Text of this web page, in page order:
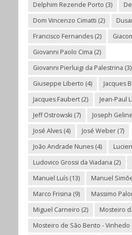
Delphim Rezende Porto (3)
Dom Vincenzo Cimatti (2)
Francisco Fernandes(2)
Giovanni Paolo Cima (2)
Giovanni Pierluigi da Palestrina (3)
Giuseppe Liberto (4) Jacques
Jacques Faubert(2) Jean-Paul
Jeff Ostrowski (7) Joseph
José Alves(4) José Weber(7)
João Andrade Nunes(4)
Ludovico Grossi da Viadana (2)
Manuel Luís(13) Manuel
Marco Frisina (9) Massimo
Miguel Carneiro (2) Mosteiro
Mosteiro de São Bento - Vinhedo